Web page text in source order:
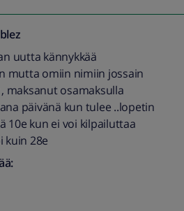
uutta kännykkää
mutta omiin nimiin jossain
maksanut osamaksulla
päivänä kun tulee ..lopetin
10e kun ei voi kilpailuttaa
kuin 28e